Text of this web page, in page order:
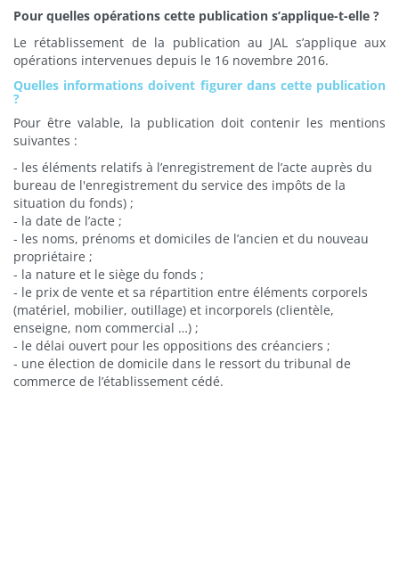
Pour quelles opérations cette publication s’applique-t-elle ?
Le rétablissement de la publication au JAL s’applique aux
opérations intervenues depuis le 16 novembre 2016.
Quelles informations doivent figurer dans cette publication
?
Pour être valable, la publication doit contenir les mentions
suivantes :
- les éléments relatifs à l’enregistrement de l’acte auprès du
bureau de l'enregistrement du service des impôts de la
situation du fonds) ;
- la date de l’acte ;
- les noms, prénoms et domiciles de l’ancien et du nouveau
propriétaire ;
- la nature et le siège du fonds ;
- le prix de vente et sa répartition entre éléments corporels
(matériel, mobilier, outillage) et incorporels (clientèle,
enseigne, nom commercial …) ;
- le délai ouvert pour les oppositions des créanciers ;
- une élection de domicile dans le ressort du tribunal de
commerce de l’établissement cédé.